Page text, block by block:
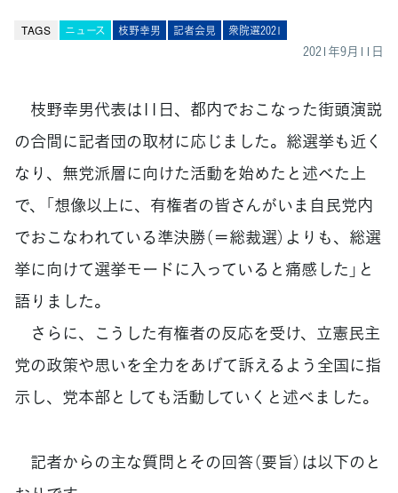
TAGS ニュース 枝野幸男 記者会見 衆院選2021
2021年9月11日
枝野幸男代表は11日、都内でおこなった街頭演説
の合間に記者団の取材に応じました。総選挙も近く
なり、無党派層に向けた活動を始めたと述べた上
で、「想像以上に、有権者の皆さんがいま自民党内
でおこなわれている準決勝（＝総裁選）よりも、総選
挙に向けて選挙モードに入っていると痛感した」と
語りました。
さらに、こうした有権者の反応を受け、立憲民主
党の政策や思いを全力をあげて訴えるよう全国に指
示し、党本部としても活動していくと述べました。
記者からの主な質問とその回答（要旨）は以下のと